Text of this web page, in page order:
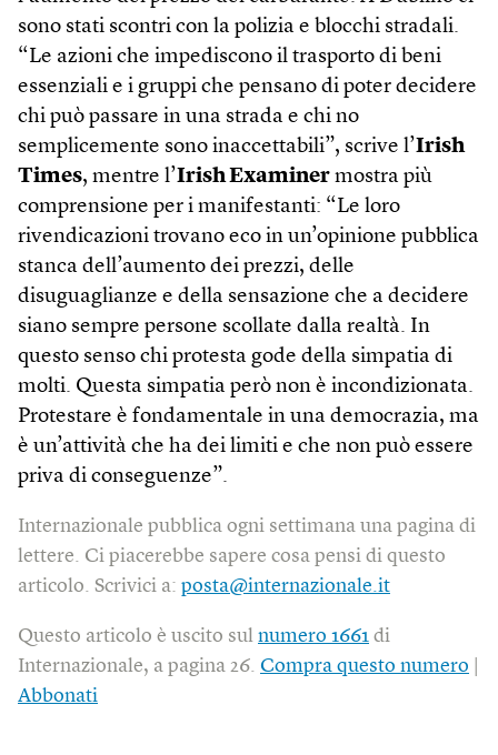
sono stati scontri con la polizia e blocchi stradali.
“Le azioni che impediscono il trasporto di beni
essenziali e i gruppi che pensano di poter decidere
chi può passare in una strada e chi no
semplicemente sono inaccettabili”, scrive l’Irish
Times, mentre l’Irish Examiner mostra più
comprensione per i manifestanti: “Le loro
rivendicazioni trovano eco in un’opinione pubblica
stanca dell’aumento dei prezzi, delle
disuguaglianze e della sensazione che a decidere
siano sempre persone scollate dalla realtà. In
questo senso chi protesta gode della simpatia di
molti. Questa simpatia però non è incondizionata.
Protestare è fondamentale in una democrazia, ma
è un’attività che ha dei limiti e che non può essere
priva di conseguenze”.
Internazionale pubblica ogni settimana una pagina di
lettere. Ci piacerebbe sapere cosa pensi di questo
articolo. Scrivici a: posta@internazionale.it
Questo articolo è uscito sul numero 1661 di
Internazionale, a pagina 26. Compra questo numero
Abbonati